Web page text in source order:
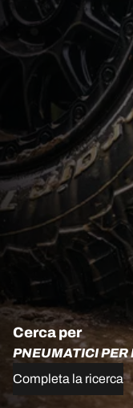
Cerca per
PNEUMATICI PER
Completa la ricerca